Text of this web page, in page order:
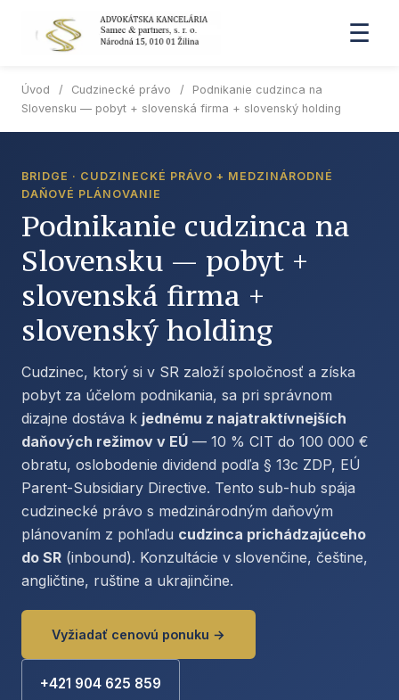
☰
Úvod / Cudzinecké právo /
Podnikanie cudzinca na
Slovensku — pobyt + slovenská firma + slovenský holding
BRIDGE · CUDZINECKÉ PRÁVO + MEDZINÁRODNÉ
DAŇOVÉ PLÁNOVANIE
Podnikanie cudzinca na
Slovensku — pobyt +
slovenská firma +
slovenský holding
Cudzinec, ktorý si v SR založí spoločnosť a získa
pobyt za účelom podnikania, sa pri správnom
dizajne dostáva k jednému z najatraktívnejších
daňových režimov v EÚ — 10 % CIT do 100 000 €
obratu, oslobodenie dividend podľa § 13c ZDP, EÚ
Parent-Subsidiary Directive. Tento sub-hub spája
cudzinecké právo s medzinárodným daňovým
plánovaním z pohľadu cudzinca prichádzajúceho
do SR (inbound). Konzultácie v slovenčine, češtine,
angličtine, ruštine a ukrajinčine.
Vyžiadať cenovú ponuku →
+421 904 625 859